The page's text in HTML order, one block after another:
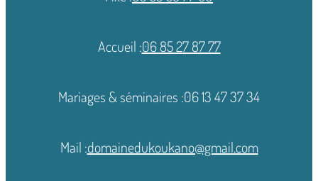
Accueil :06 85 27 87 77
Mariages & séminaires :06 13 47 37 34
Mail :domainedukoukano@gmail.com